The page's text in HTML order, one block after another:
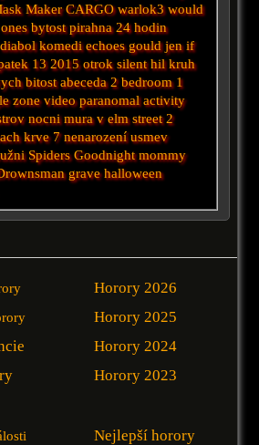
Maker CARGO warlok3 would
bytost pirahna 24 hodin
diabol komedi echoes gould jen if
13 2015 otrok silent hil kruh
bitost abeceda 2 bedroom 1
zonevideo paranomal activity
nocni mura v elm street 2
krve 7 nenarození usmev
Spiders Goodnight mommy
grave halloween
Horory 2026
Horory 2025
Horory 2024
Horory 2023
Nejlepší horory